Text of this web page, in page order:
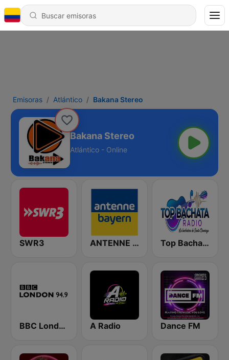
Emisoras Atlántico Bakana Stereo
Bakana Stereo
Atlántico - Online
SWR3 ANTENNE BAYERN Top Bachata Radio
BBC London A Radio Dance FM